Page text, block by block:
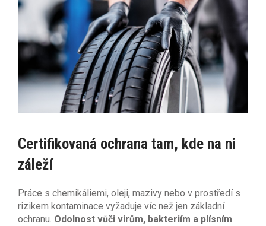
Certifikovaná ochrana tam, kde na ni
záleží
Práce s chemikáliemi, oleji, mazivy nebo v prostředí s
rizikem kontaminace vyžaduje víc než jen základní
ochranu. Odolnost vůči virům, bakteriím a plísním